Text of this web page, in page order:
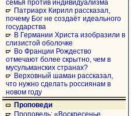
семья против индивидуализма
Патриарх Кирилл рассказал,
почему Бог не создаёт идеального
государства
В Германии Христа изобразили в
слизистой оболочке
Во Франции Рождество
отмечают более скрытно, чем в
мусульманских странах?
Верховный шаман рассказал,
что нужно сделать россиянам в
новом году
Проповеди
Проповедь: «Воскресенье